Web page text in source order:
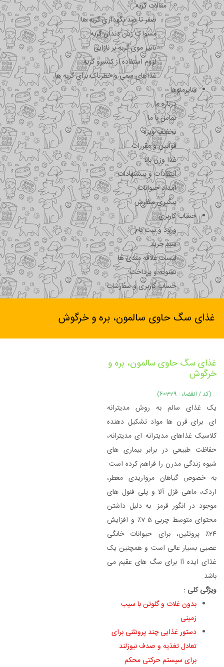
مقالات گربه
صفر تا صد نگهداری گربه ها
مسواک زدن دندان گربه
تاثیر موی گربه بر نازایی
لزوم استفاده از کنسرو گربه
غذاهای سمی و خطرناک برای گربه ها
سایرمنوها
درباره ما
تماس با ما
تخفیف ویژه
قوانین و مقررات
غذا وزن بالا
انتقادات و پیشنهادات
امداد حیوانات
پیگیری سفارش
حساب کاربری
ورود و ثبت نام
سبد خرید
لیست علاقه مندی ها
تسویه و پرداخت
حساب کاربری و سفارشات
غذای سگ حاوی سالمون، بره و خرگوش
غذای سگ حاوی سالمون، بره و
خرگوش
(کد / انقضاء : 60329)
یک غذای سالم به روش مدیترانه
ای. برای قرن ها مواد تشکیل دهنده
کلاسیک غذاهای مدیترانه ای مدیترانه،
حفاظت طبیعی در برابر بیماری های
شیوه زندگی مدرن را فراهم کرده است.
به خصوص گیاهان مرواریدی معطر،
اردک، ماهی قزل آلا و پلی فنول های
موجود در انگور قرمز. به دلیل داشتن
محتوای متوسط چربی 7.5٪ و افزایش
24٪ پروتئین، برای حیوانات خانگی
عصبی بسیار عالی است و همچنین یک
غذای ایده آا برای سگ های عقیم می
باشد.
ویژگی کلی :
بدون غلات و گلوتن با سیب
زمینی
دستور غذایی چند پروتئنی برای
تعادل تغذیه و صدف نیوزلند
برای سیستم حرکتی محکم